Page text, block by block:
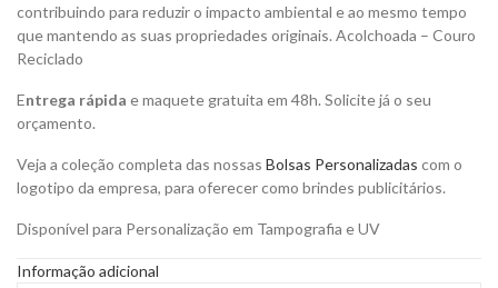
contribuindo para reduzir o impacto ambiental e ao mesmo tempo
que mantendo as suas propriedades originais. Acolchoada – Couro
Reciclado
Entrega rápida e maquete gratuita em 48h. Solicite já o seu
orçamento.
Veja a coleção completa das nossas Bolsas Personalizadas com o
logotipo da empresa, para oferecer como brindes publicitários.
Disponível para Personalização em Tampografia e UV
Informação adicional